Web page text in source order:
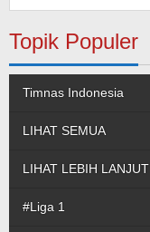
Topik Populer
Timnas Indonesia
LIHAT SEMUA
LIHAT LEBIH LANJUT
#Liga 1